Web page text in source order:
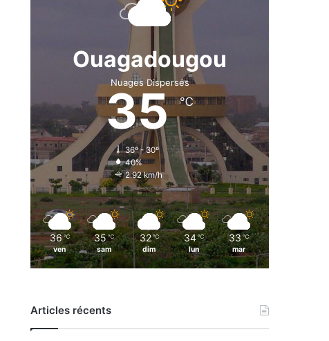
Ouagadougou
Nuages Dispersés
35℃
36º - 30º
40%
2.92 km/h
36 ℃
ven
35 ℃
sam
32 ℃
dim
34 ℃
lun
33 ℃
mar
Articles récents